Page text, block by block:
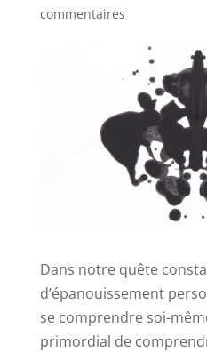
commentaires
Dans notre quête
d’épanouissement
se comprendre soi-
primordial de